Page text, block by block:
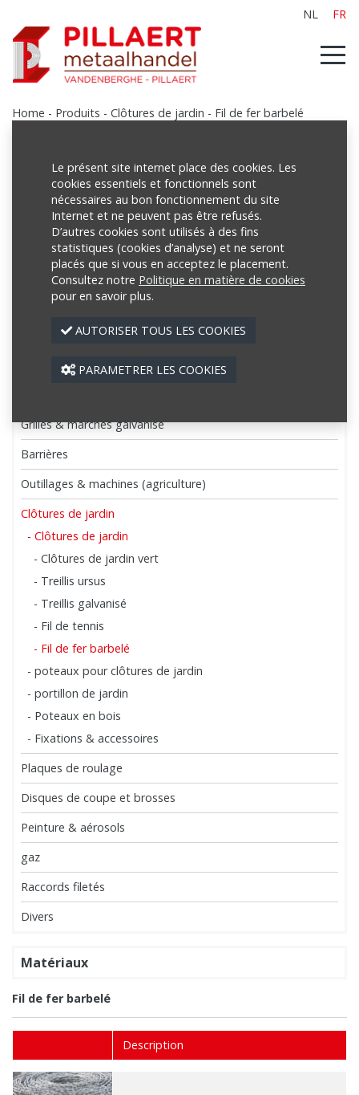
NL FR
Home - Produits - Clôtures de jardin - Fil de fer barbelé
Produits
Poutrelles
Tubes
Treillis
Profilés
Tôles de couverture et bardages
Grilles & marches galvanisé
Barrières
Outillages & machines (agriculture)
Clôtures de jardin
- Clôtures de jardin
- Clôtures de jardin vert
- Treillis ursus
- Treillis galvanisé
- Fil de tennis
- Fil de fer barbelé
- poteaux pour clôtures de jardin
- portillon de jardin
- Poteaux en bois
- Fixations & accessoires
Plaques de roulage
Disques de coupe et brosses
Peinture & aérosols
gaz
Raccords filetés
Divers
Matériaux
Fil de fer barbelé
Description
Le présent site internet place des cookies. Les
cookies essentiels et fonctionnels sont
nécessaires au bon fonctionnement du site
Internet et ne peuvent pas être refusés.
D’autres cookies sont utilisés à des fins
statistiques (cookies d’analyse) et ne seront
placés que si vous en acceptez le placement.
Consultez notre Politique en matière de cookies
pour en savoir plus.
AUTORISER TOUS LES COOKIES
PARAMETRER LES COOKIES